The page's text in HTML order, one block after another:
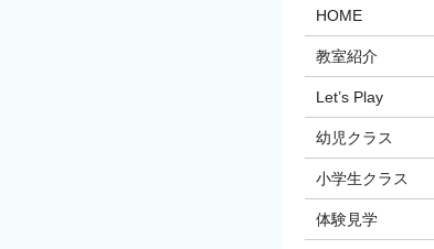
HOME
教室紹介
Let’s Play
幼児クラス
小学生クラス
体験見学